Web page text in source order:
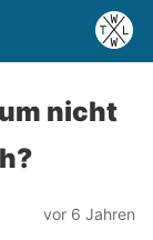
nicht
vor 6 Jahren